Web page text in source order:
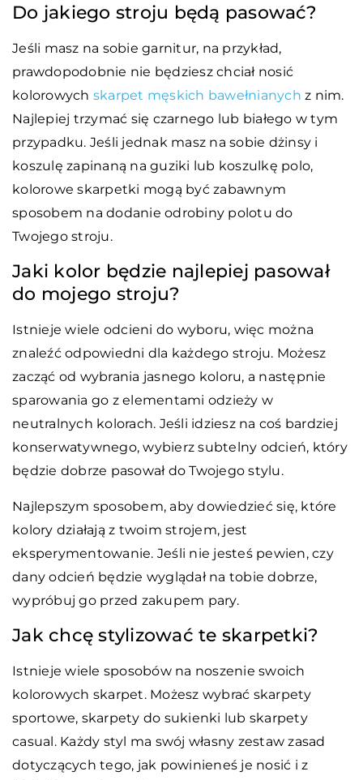
Do jakiego stroju będą pasować?
Jeśli masz na sobie garnitur, na przykład,
prawdopodobnie nie będziesz chciał nosić
kolorowych skarpet męskich bawełnianych z nim.
Najlepiej trzymać się czarnego lub białego w tym
przypadku. Jeśli jednak masz na sobie dżinsy i
koszulę zapinaną na guziki lub koszulkę polo,
kolorowe skarpetki mogą być zabawnym
sposobem na dodanie odrobiny polotu do
Twojego stroju.
Jaki kolor będzie najlepiej pasował
do mojego stroju?
Istnieje wiele odcieni do wyboru, więc można
znaleźć odpowiedni dla każdego stroju. Możesz
zacząć od wybrania jasnego koloru, a następnie
sparowania go z elementami odzieży w
neutralnych kolorach. Jeśli idziesz na coś bardziej
konserwatywnego, wybierz subtelny odcień, który
będzie dobrze pasował do Twojego stylu.
Najlepszym sposobem, aby dowiedzieć się, które
kolory działają z twoim strojem, jest
eksperymentowanie. Jeśli nie jesteś pewien, czy
dany odcień będzie wyglądał na tobie dobrze,
wypróbuj go przed zakupem pary.
Jak chcę stylizować te skarpetki?
Istnieje wiele sposobów na noszenie swoich
kolorowych skarpet. Możesz wybrać skarpety
sportowe, skarpety do sukienki lub skarpety
casual. Każdy styl ma swój własny zestaw zasad
dotyczących tego, jak powinieneś je nosić i z